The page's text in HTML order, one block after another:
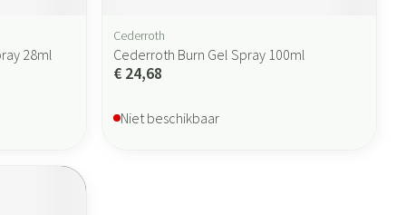
28ml
Cederroth
Cederroth Burn Gel Spray 100ml
€ 24,68
Niet beschikbaar